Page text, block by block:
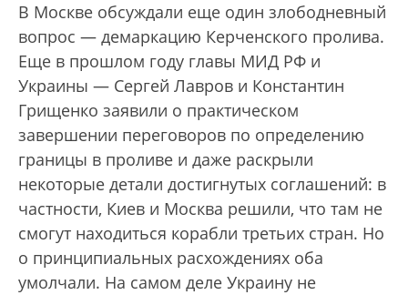
В Москве обсуждали еще один злободневный
вопрос — демаркацию Керченского пролива.
Еще в прошлом году главы МИД РФ и
Украины — Сергей Лавров и Константин
Грищенко заявили о практическом
завершении переговоров по определению
границы в проливе и даже раскрыли
некоторые детали достигнутых соглашений: в
частности, Киев и Москва решили, что там не
смогут находиться корабли третьих стран. Но
о принципиальных расхождениях оба
умолчали. На самом деле Украину не